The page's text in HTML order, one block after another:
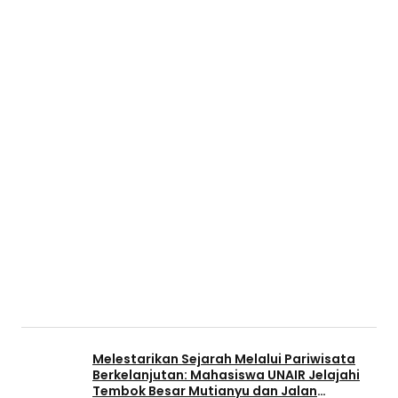
Melestarikan Sejarah Melalui Pariwisata
Berkelanjutan: Mahasiswa UNAIR Jelajahi
Tembok Besar Mutianyu dan Jalan